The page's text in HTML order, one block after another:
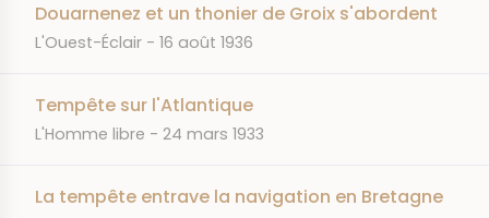
Douarnenez et un thonier de Groix s'abordent
JOURNAL
L'Ouest-Éclair DATE
16 août 1936
Tempête sur l'Atlantique
JOURNAL
L'Homme libre DATE
24 mars 1933
La tempête entrave la navigation en Bretagne